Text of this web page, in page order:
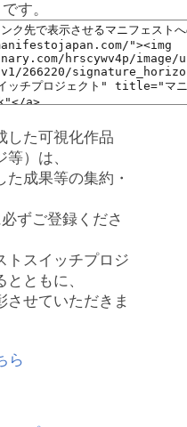
す。
した可視化作品
等）は、
成果等の集約・
ずご登録くださ
トスイッチプロジ
ともに、
させていただきま
ら